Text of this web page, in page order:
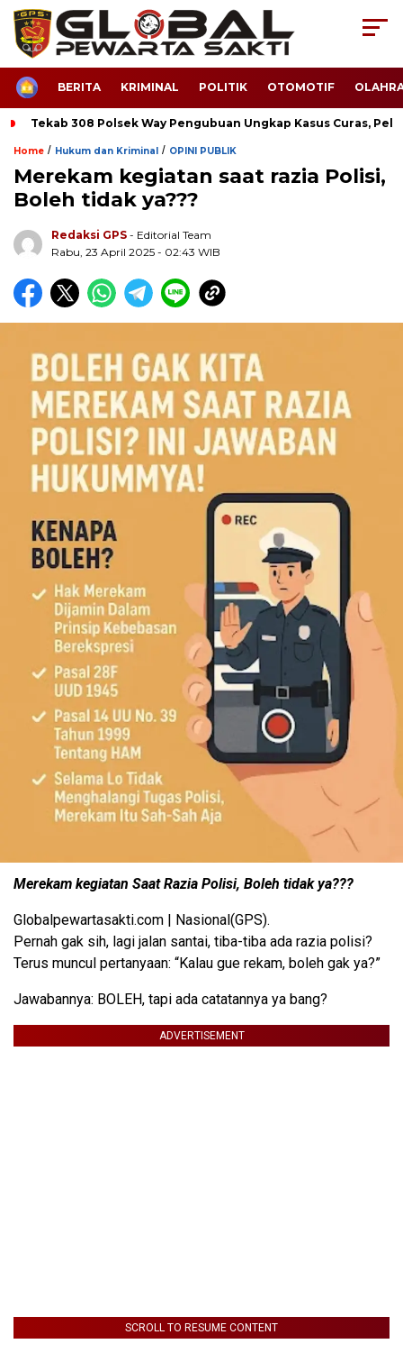
HOMEBERITA KRIMINAL POLITIK OTOMOTIF
Tekab 308 Polsek Way Pengubuan Ungkap Kasus Curas,
Home / Hukum dan Kriminal / OPINI PUBLIK
Merekam kegiatan saat razia Polisi,
Boleh tidak ya???
Redaksi GPS - Editorial Team
Rabu, 23 April 2025 - 02:43 WIB
Merekam kegiatan Saat Razia Polisi, Boleh tidak ya???
Globalpewartasakti.com | Nasional(GPS).
Pernah gak sih, lagi jalan santai, tiba-tiba ada razia polisi?
Terus muncul pertanyaan: “Kalau gue rekam, boleh gak ya?”
Jawabannya: BOLEH, tapi ada catatannya ya bang?
ADVERTISEMENT
SCROLL TO RESUME CONTENT